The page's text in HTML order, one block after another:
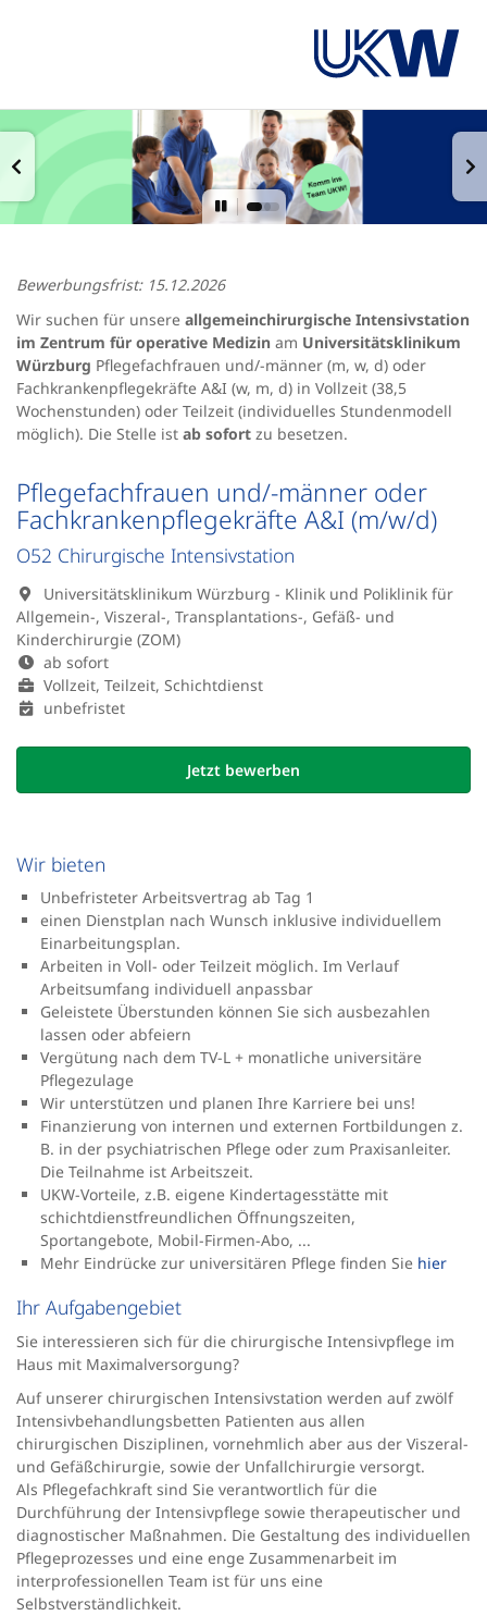
Pflegefachfrauen und/-männer oder
Fachkrankenpflegekräfte A&I (m/w/d)
O52 Chirurgische Intensivstation
Universitätsklinikum Würzburg - Klinik und Poliklinik für
Allgemein-, Viszeral-, Transplantations-, Gefäß- und
Kinderchirurgie (ZOM)
ab sofort
Vollzeit, Teilzeit, Schichtdienst
unbefristet
Jetzt bewerben
Bewerbungsfrist: 15.12.2026
Wir suchen für unsere allgemeinchirurgische Intensivstation
im Zentrum für operative Medizin am Universitätsklinikum
Würzburg Pflegefachfrauen und/-männer (m, w, d) oder
Fachkrankenpflegekräfte A&I (w, m, d) in Vollzeit (38,5
Wochenstunden) oder Teilzeit (individuelles Stundenmodell
möglich). Die Stelle ist ab sofort zu besetzen.
Wir bieten
Unbefristeter Arbeitsvertrag ab Tag 1
einen Dienstplan nach Wunsch inklusive individuellem
Einarbeitungsplan.
Arbeiten in Voll- oder Teilzeit möglich. Im Verlauf
Arbeitsumfang individuell anpassbar
Geleistete Überstunden können Sie sich ausbezahlen
lassen oder abfeiern
Vergütung nach dem TV-L + monatliche universitäre
Pflegezulage
Wir unterstützen und planen Ihre Karriere bei uns!
Finanzierung von internen und externen Fortbildungen z.
B. in der psychiatrischen Pflege oder zum Praxisanleiter.
Die Teilnahme ist Arbeitszeit.
UKW-Vorteile, z.B. eigene Kindertagesstätte mit
schichtdienstfreundlichen Öffnungszeiten,
Sportangebote, Mobil-Firmen-Abo, ...
Mehr Eindrücke zur universitären Pflege finden Sie hier
Ihr Aufgabengebiet
Sie interessieren sich für die chirurgische Intensivpflege im
Haus mit Maximalversorgung?
Auf unserer chirurgischen Intensivstation werden auf zwölf
Intensivbehandlungsbetten Patienten aus allen
chirurgischen Disziplinen, vornehmlich aber aus der Viszeral-
und Gefäßchirurgie, sowie der Unfallchirurgie versorgt.
Als Pflegefachkraft sind Sie verantwortlich für die
Durchführung der Intensivpflege sowie therapeutischer und
diagnostischer Maßnahmen. Die Gestaltung des individuellen
Pflegeprozesses und eine enge Zusammenarbeit im
interprofessionellen Team ist für uns eine
Selbstverständlichkeit.